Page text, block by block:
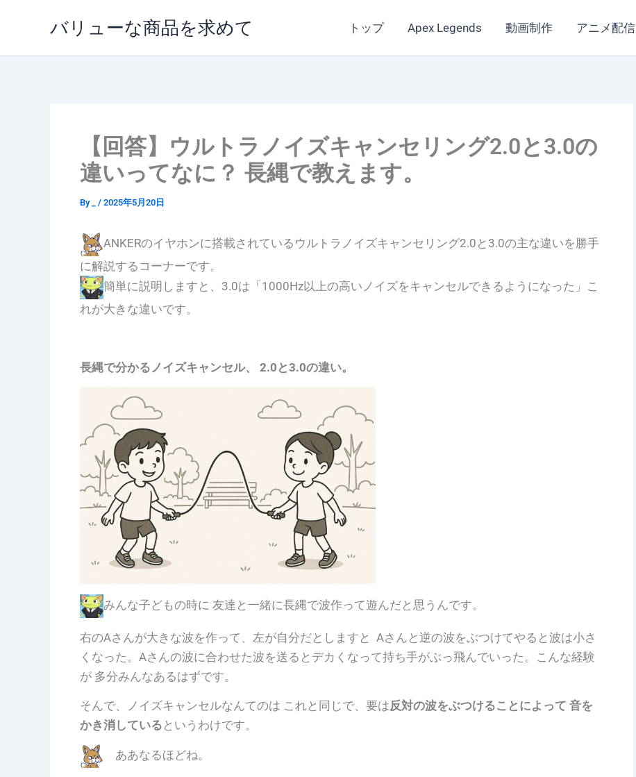
バリューな商品を求めて トップ Apex Legends 動画制作 アニメ配信
【回答】ウルトラノイズキャンセリング2.0と3.0の
違いってなに？ 長縄で教えます。
By / 2025年5月20日
ANKERのイヤホンに搭載されているウルトラノイズキャンセリング2.0と3.0の主な違いを勝手
に解説するコーナーです。
簡単に説明しますと、3.0は「1000Hz以上の高いノイズをキャンセルできるようになった」こ
れが大きな違いです。
長縄で分かるノイズキャンセル、 2.0と3.0の違い。
みんな子どもの時に 友達と一緒に長縄で波作って遊んだと思うんです。
右のAさんが大きな波を作って、左が自分だとしますと Aさんと逆の波をぶつけてやると波は小さ
くなった。Aさんの波に合わせた波を送るとデカくなって持ち手がぶっ飛んでいった。こんな経験
が 多分みんなあるはずです。
そんで、ノイズキャンセルなんてのは これと同じで、要は反対の波をぶつけることによって 音を
かき消している というわけです。
ああなるほどね。